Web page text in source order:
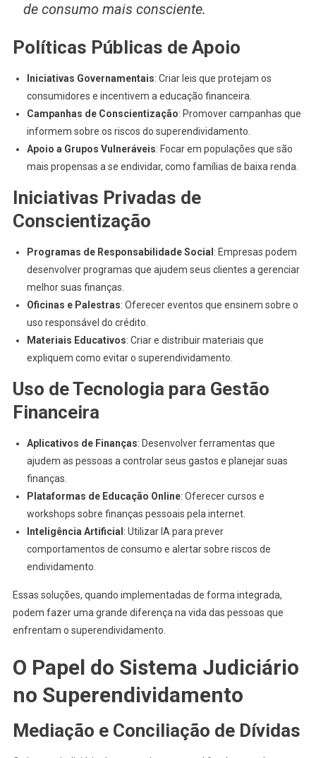
de consumo mais consciente.
Políticas Públicas de Apoio
Iniciativas Governamentais: Criar leis que protejam os
consumidores e incentivem a educação financeira.
Campanhas de Conscientização: Promover campanhas que
informem sobre os riscos do superendividamento.
Apoio a Grupos Vulneráveis: Focar em populações que são
mais propensas a se endividar, como famílias de baixa renda.
Iniciativas Privadas de
Conscientização
Programas de Responsabilidade Social : Empresas podem
desenvolver programas que ajudem seus clientes a gerenciar
melhor suas finanças.
Oficinas e Palestras: Oferecer eventos que ensinem sobre o
uso responsável do crédito.
Materiais Educativos: Criar e distribuir materiais que
expliquem como evitar o superendividamento.
Uso de Tecnologia para Gestão
Financeira
Aplicativos de Finanças: Desenvolver ferramentas que
ajudem as pessoas a controlar seus gastos e planejar suas
finanças.
Plataformas de Educação Online: Oferecer cursos e
workshops sobre finanças pessoais pela internet.
Inteligência Artificial : Utilizar IA para prever
comportamentos de consumo e alertar sobre riscos de
endividamento.
Essas soluções, quando implementadas de forma integrada,
podem fazer uma grande diferença na vida das pessoas que
enfrentam o superendividamento.
O Papel do Sistema Judiciário
no Superendividamento
Mediação e Conciliação de Dívidas